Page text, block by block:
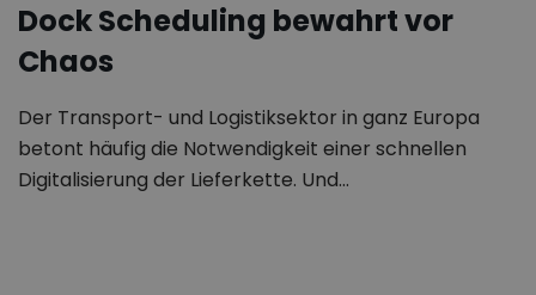
Dock Scheduling bewahrt vor
Chaos
Der Transport- und Logistiksektor in ganz Europa
betont häufig die Notwendigkeit einer schnellen
Digitalisierung der Lieferkette. Und…